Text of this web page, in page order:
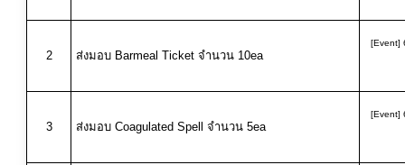
2 ส่งมอบ Barmeal Ticket จำนวน 10ea
[Event]
3 ส่งมอบ Coagulated Spell จำนวน 5ea
[Event]